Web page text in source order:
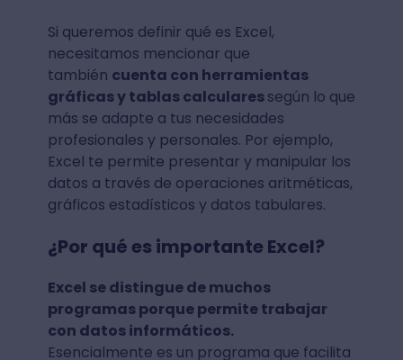
Si queremos definir qué es Excel,
necesitamos mencionar que
también cuenta con herramientas
gráficas y tablas calcularessegún lo que
más se adapte a tus necesidades
profesionales y personales. Por ejemplo,
Excel te permite presentar y manipular los
datos a través de operaciones aritméticas,
gráficos estadísticos y datos tabulares.
¿Por qué es importante Excel?
Excel se distingue de muchos
programas porque permite trabajar
con datos informáticos.
Esencialmente es un programa que facilita